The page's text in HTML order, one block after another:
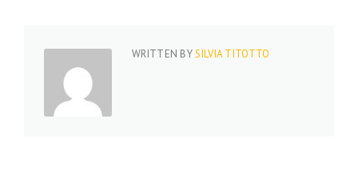
WRITTEN BYSILVIA TITOTTO